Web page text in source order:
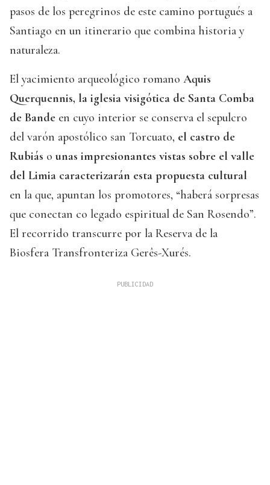
pasos de los peregrinos de este camino portugués a
Santiago en un itinerario que combina historia y
naturaleza.
El yacimiento arqueológico romano Aquis
Querquennis, la iglesia visigótica de Santa Comba
de Bande en cuyo interior se conserva el sepulcro
del varón apostólico san Torcuato, el castro de
Rubiás o unas impresionantes vistas sobre el valle
del Limia caracterizarán esta propuesta cultural
en la que, apuntan los promotores, “haberá sorpresas
que conectan co legado espiritual de San Rosendo”.
El recorrido transcurre por la Reserva de la
Biosfera Transfronteriza Gerês-Xurés.